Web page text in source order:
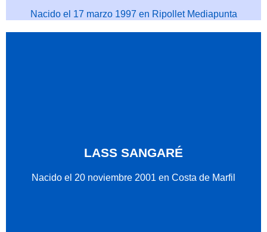
Nacido el 17 marzo 1997 en Ripollet Mediapunta
LASS SANGARÉ
Nacido el 20 noviembre 2001 en Costa de Marfil